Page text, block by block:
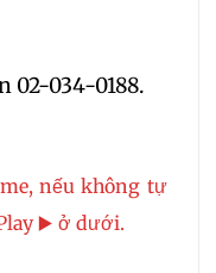
02-034-0188.
nếu không tự
▶️ ở dưới.